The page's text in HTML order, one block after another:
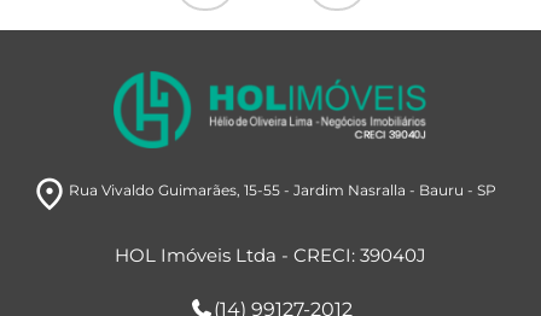
room Rua Vivaldo Guimarães, 15-55- Jardim Nasralla - Bauru - SP
HOL Imóveis Ltda - CRECI: 39040J
(14) 99127-2012